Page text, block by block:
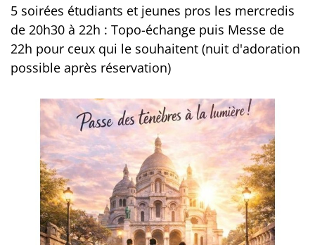
5 soirées étudiants et jeunes pros les mercredis
de 20h30 à 22h : Topo-échange puis Messe de
22h pour ceux qui le souhaitent (nuit d'adoration
possible après réservation)